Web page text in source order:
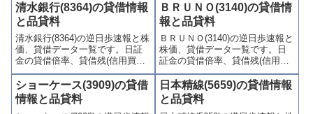
清水銀行(8364)の貸借情報
と品貸料
清水銀行(8364)の逆日歩速報と株
価、貸借データ一覧です。日証
金の貸借倍率、貸借残(信用買
残、信用売残)、品貸料(逆日
歩)、東証の週末残高、規制(注意
喚起・申込停止)など、空売り関
連情報を集計し、図解でわかり
ＢＲＵＮＯ(3140)の貸借情
報と品貸料
ＢＲＵＮＯ(3140)の逆日歩速報と
株価、貸借データ一覧です。日
証金の貸借倍率、貸借残(信用買
残、信用売残)、品貸料(逆日
歩)、東証の週末残高、規制(注意
喚起・申込停止)など、空売り関
連情報を集計し、図解でわかり
ショーケース(3909)の貸借
情報と品貸料
日本精線(5659)の貸借情報
と品貸料